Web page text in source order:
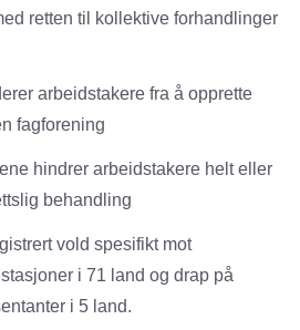
retten til kollektive forhandlinger
arbeidstakere fra å opprette
fagforening
hindrer arbeidstakere helt eller
behandling
vold spesifikt mot
i 71 land og drap på
i 5 land.